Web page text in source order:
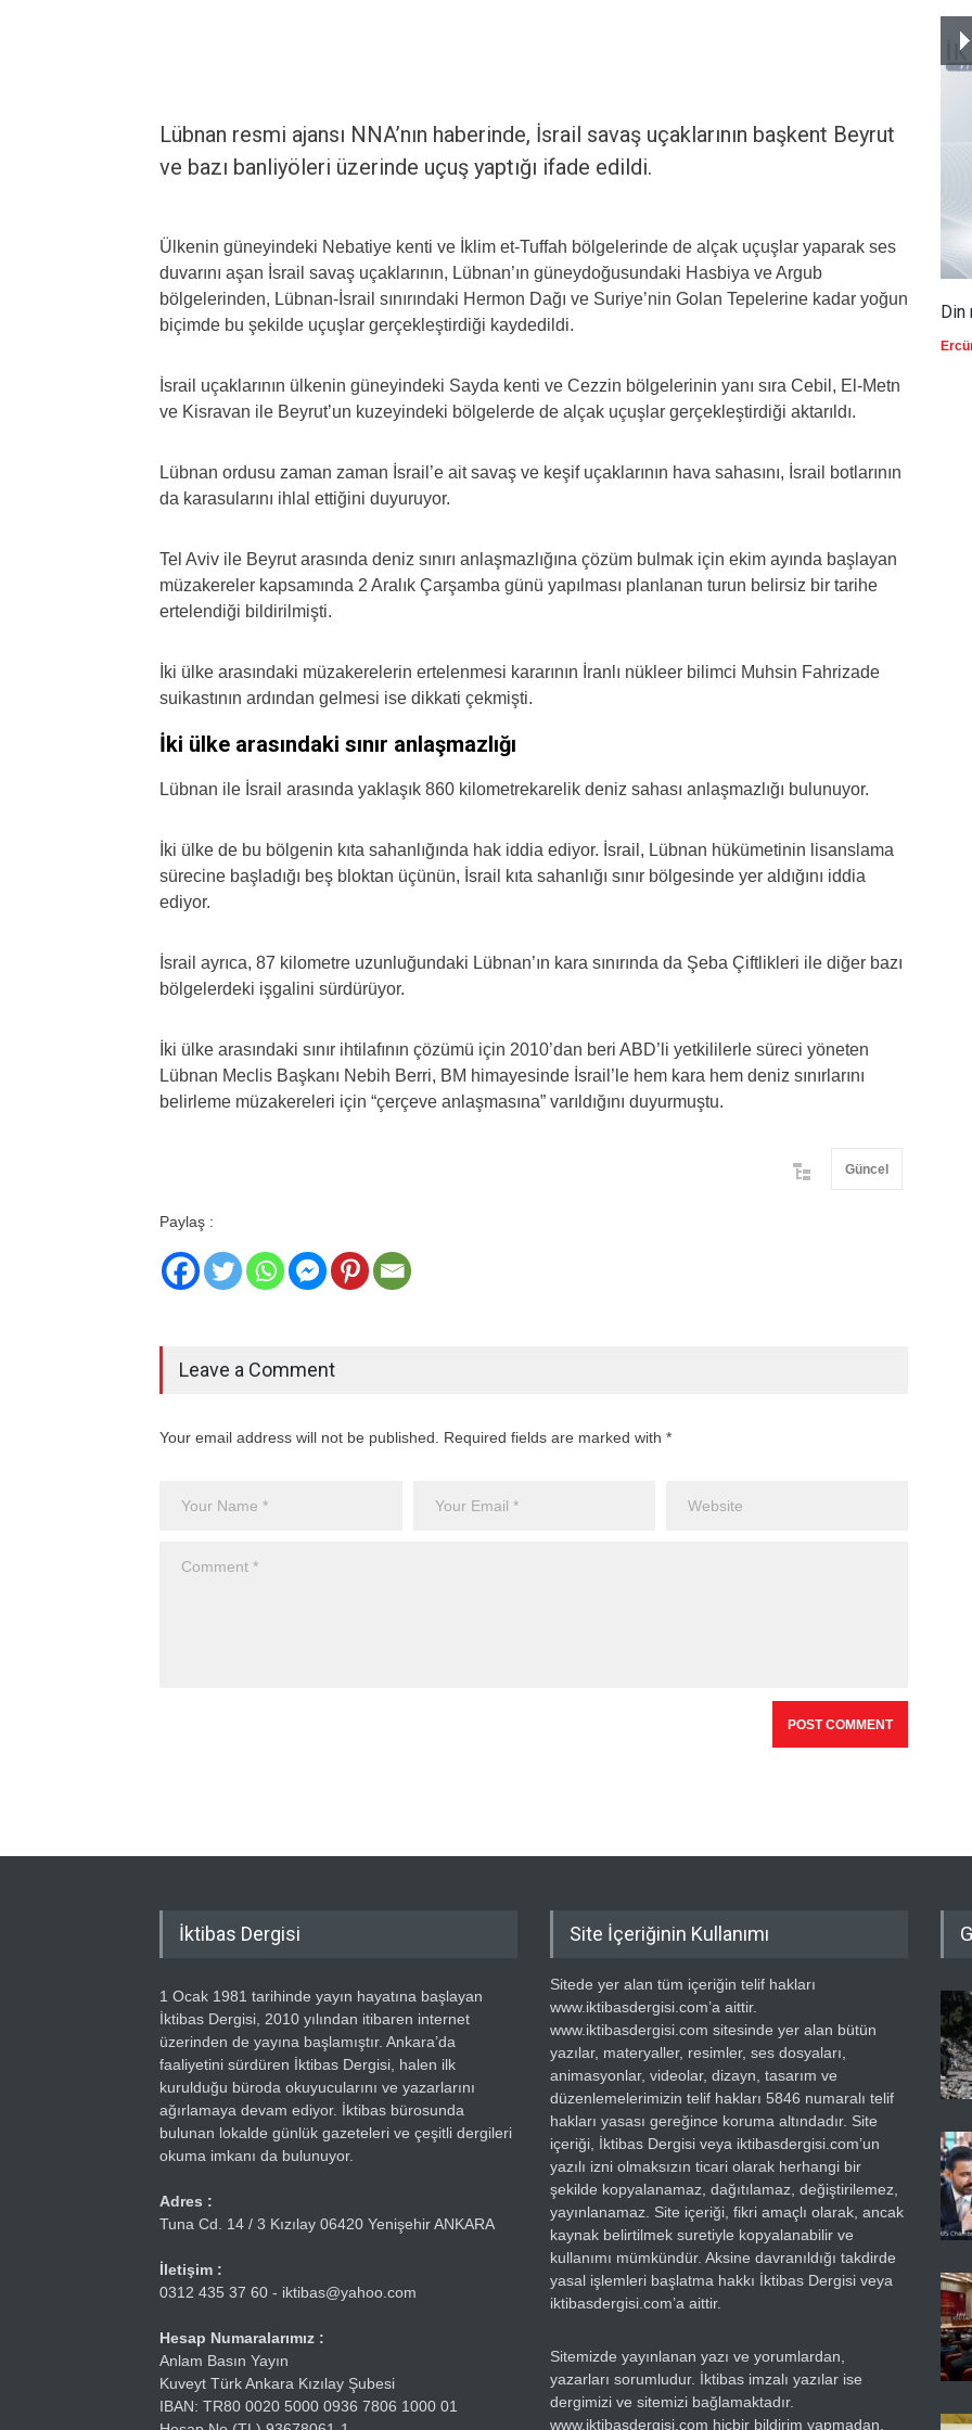
Lübnan resmi ajansı NNA’nın haberinde, İsrail savaş uçaklarının başkent Beyrut
ve bazı banliyöleri üzerinde uçuş yaptığı ifade edildi.
Ülkenin güneyindeki Nebatiye kenti ve İklim et-Tuffah bölgelerinde de alçak uçuşlar yaparak ses
duvarını aşan İsrail savaş uçaklarının, Lübnan’ın güneydoğusundaki Hasbiya ve Argub
bölgelerinden, Lübnan-İsrail sınırındaki Hermon Dağı ve Suriye’nin Golan Tepelerine kadar yoğun
biçimde bu şekilde uçuşlar gerçekleştirdiği kaydedildi.
İsrail uçaklarının ülkenin güneyindeki Sayda kenti ve Cezzin bölgelerinin yanı sıra Cebil, El-Metn
ve Kisravan ile Beyrut’un kuzeyindeki bölgelerde de alçak uçuşlar gerçekleştirdiği aktarıldı.
Lübnan ordusu zaman zaman İsrail’e ait savaş ve keşif uçaklarının hava sahasını, İsrail botlarının
da karasularını ihlal ettiğini duyuruyor.
Tel Aviv ile Beyrut arasında deniz sınırı anlaşmazlığına çözüm bulmak için ekim ayında başlayan
müzakereler kapsamında 2 Aralık Çarşamba günü yapılması planlanan turun belirsiz bir tarihe
ertelendiği bildirilmişti.
İki ülke arasındaki müzakerelerin ertelenmesi kararının İranlı nükleer bilimci Muhsin Fahrizade
suikastının ardından gelmesi ise dikkati çekmişti.
İki ülke arasındaki sınır anlaşmazlığı
Lübnan ile İsrail arasında yaklaşık 860 kilometrekarelik deniz sahası anlaşmazlığı bulunuyor.
İki ülke de bu bölgenin kıta sahanlığında hak iddia ediyor. İsrail, Lübnan hükümetinin lisanslama
sürecine başladığı beş bloktan üçünün, İsrail kıta sahanlığı sınır bölgesinde yer aldığını iddia
ediyor.
İsrail ayrıca, 87 kilometre uzunluğundaki Lübnan’ın kara sınırında da Şeba Çiftlikleri ile diğer bazı
bölgelerdeki işgalini sürdürüyor.
İki ülke arasındaki sınır ihtilafının çözümü için 2010’dan beri ABD’li yetkililerle süreci yöneten
Lübnan Meclis Başkanı Nebih Berri, BM himayesinde İsrail’le hem kara hem deniz sınırlarını
belirleme müzakereleri için “çerçeve anlaşmasına” varıldığını duyurmuştu.
Güncel
Paylaş :
Leave a Comment
Your email address will not be published. Required fields are marked with *
Din
İktibas Dergisi
1 Ocak 1981 tarihinde yayın hayatına başlayan
İktibas Dergisi, 2010 yılından itibaren internet
üzerinden de yayına başlamıştır. Ankara’da
faaliyetini sürdüren İktibas Dergisi, halen ilk
kurulduğu büroda okuyucularını ve yazarlarını
ağırlamaya devam ediyor. İktibas bürosunda
bulunan lokalde günlük gazeteleri ve çeşitli dergileri
okuma imkanı da bulunuyor.
Adres :
Tuna Cd. 14 / 3 Kızılay 06420 Yenişehir ANKARA
İletişim :
0312 435 37 60 - iktibas@yahoo.com
Hesap Numaralarımız :
Anlam Basın Yayın
Kuveyt Türk Ankara Kızılay Şubesi
IBAN: TR80 0020 5000 0936 7806 1000 01
Site İçeriğinin Kullanımı
Sitede yer alan tüm içeriğin telif hakları
www.iktibasdergisi.com’a aittir.
www.iktibasdergisi.com sitesinde yer alan bütün
yazılar, materyaller, resimler, ses dosyaları,
animasyonlar, videolar, dizayn, tasarım ve
düzenlemelerimizin telif hakları 5846 numaralı telif
hakları yasası gereğince koruma altındadır. Site
içeriği, İktibas Dergisi veya iktibasdergisi.com’un
yazılı izni olmaksızın ticari olarak herhangi bir
şekilde kopyalanamaz, dağıtılamaz, değiştirilemez,
yayınlanamaz. Site içeriği, fikri amaçlı olarak, ancak
kaynak belirtilmek suretiyle kopyalanabilir ve
kullanımı mümkündür. Aksine davranıldığı takdirde
yasal işlemleri başlatma hakkı İktibas Dergisi veya
iktibasdergisi.com’a aittir.
Sitemizde yayınlanan yazı ve yorumlardan,
yazarları sorumludur. İktibas imzalı yazılar ise
dergimizi ve sitemizi bağlamaktadır.
www.iktibasdergisi.com hiçbir bildirim yapmadan,